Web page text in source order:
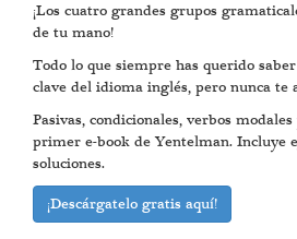
¡Los cuatro grandes grupos
de tu mano!
Todo lo que siempre has querido
clave del idioma inglés, pero nunca te
Pasivas, condicionales, verbos
primer e-book de Yentelman. Incluye
soluciones.
¡Descárgatelo gratis aquí!